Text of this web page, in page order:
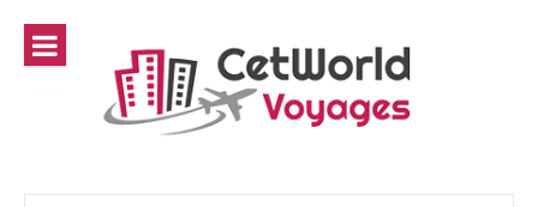
contenu